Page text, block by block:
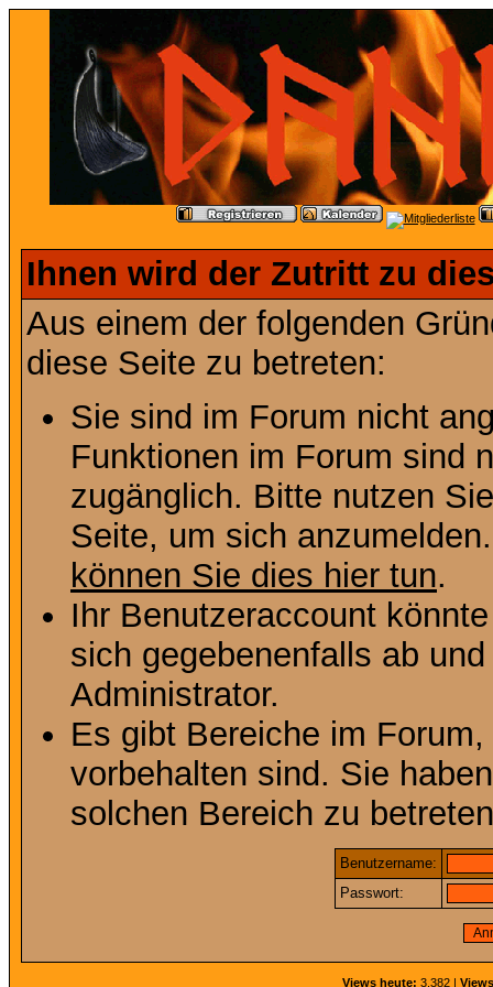
Ihnen wird der Zutritt zu
Aus einem der folgenden
diese Seite zu betreten:
Sie sind im Forum nicht
Funktionen im Forum sind
zugänglich. Bitte nutzen
Seite, um sich
können Sie dies hier tun.
Ihr Benutzeraccount
sich gegebenenfalls ab
Administrator.
Es gibt Bereiche im
vorbehalten sind. Sie
solchen Bereich zu
Benutzername:
Passwort:
Views heute: 3.382 |